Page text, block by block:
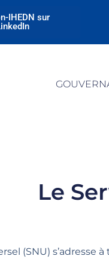
IHEDN sur
Le
(SNU) s’adresse